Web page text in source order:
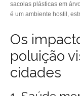
sacolas plásticas em
é um ambiente hostil,
Os
poluição
cidades